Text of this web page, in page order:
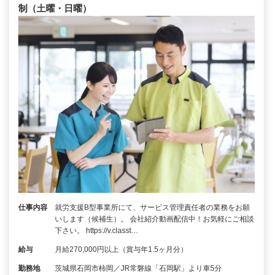
制（土曜・日曜）
仕事内容
就労支援B型事業所にて、サービス管理責任者の業務をお願
いします（候補生）。 会社紹介動画配信中！お気軽にご相談
下さい。 https://v.classt…
給与 月給270,000円以上（賞与年1.5ヶ月分）
勤務地 茨城県石岡市柿岡／JR常磐線「石岡駅」より車5分